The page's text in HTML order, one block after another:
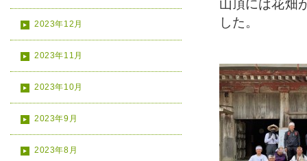
2023年12月
2023年11月
2023年10月
2023年9月
2023年8月
山頂には花畑
した。